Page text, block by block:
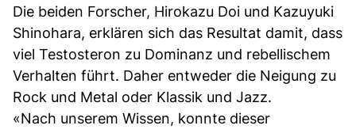
Die beiden Forscher, Hirokazu Doi und Kazuyuki
Shinohara, erklären sich das Resultat damit, dass
viel Testosteron zu Dominanz und rebellischem
Verhalten führt. Daher entweder die Neigung zu
Rock und Metal oder Klassik und Jazz.
«Nach unserem Wissen, konnte dieser